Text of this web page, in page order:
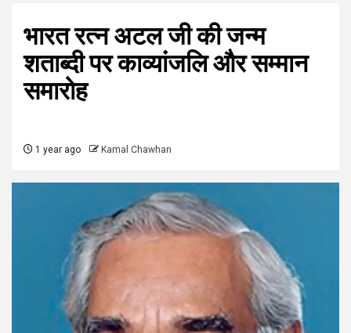
भारत रत्न अटल जी की जन्म
शताब्दी पर काव्यांजलि और सम्मान
समारोह
1 year ago Kamal Chawhan